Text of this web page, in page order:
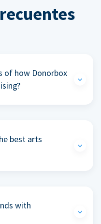
of how Donorbox
best arts
with